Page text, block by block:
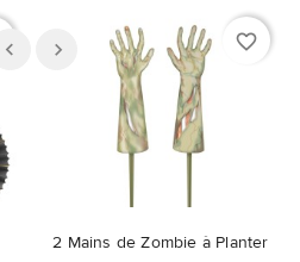
favorite_border
2 Mains de Zombie à Planter